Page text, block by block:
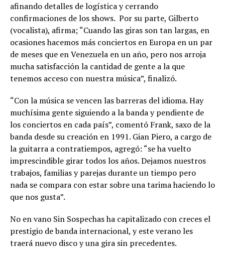
afinando detalles de logística y cerrando
confirmaciones de los shows. Por su parte, Gilberto
(vocalista), afirma; “Cuando las giras son tan largas, en
ocasiones hacemos más conciertos en Europa en un par
de meses que en Venezuela en un año, pero nos arroja
mucha satisfacción la cantidad de gente a la que
tenemos acceso con nuestra música”, finalizó.
“Con la música se vencen las barreras del idioma. Hay
muchísima gente siguiendo a la banda y pendiente de
los conciertos en cada país”, comentó Frank, saxo de la
banda desde su creación en 1991. Gian Piero, a cargo de
la guitarra a contratiempos, agregó: “se ha vuelto
imprescindible girar todos los años. Dejamos nuestros
trabajos, familias y parejas durante un tiempo pero
nada se compara con estar sobre una tarima haciendo lo
que nos gusta”.
No en vano Sin Sospechas ha capitalizado con creces el
prestigio de banda internacional, y este verano les
traerá nuevo disco y una gira sin precedentes.